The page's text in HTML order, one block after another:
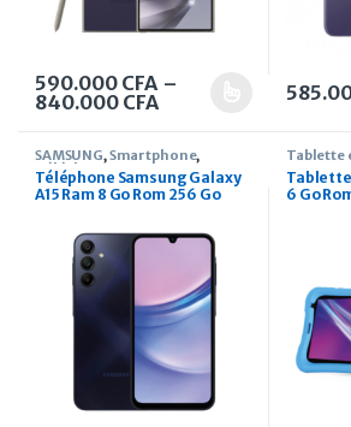
590.000 CFA –
840.000 CFAPlage de prix :
Ce produit a plusieurs variations.
Ce
SAMSUNG, Smartphone,
Téléphone
Téléphone Samsung Galaxy
A15 Ram 8 Go Rom 256 Go
Tablette
Tablette
6 Go